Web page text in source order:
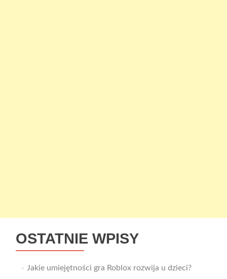
OSTATNIE WPISY
Jakie umiejętności gra Roblox rozwija u dzieci?